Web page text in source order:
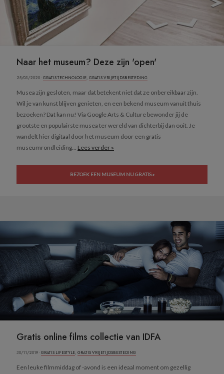
Naar het museum? Deze zijn 'open'
25/03/2020 ·GRATIS TECHNOLOGIE, GRATIS VRIJETIJDSBESTEDING
Musea zijn gesloten, maar dat betekent niet dat ze onbereikbaar zijn.
Wil je van kunst blijven genieten, en een bekend museum vanuit thuis
bezoeken? Dat kan nu! Via Google Arts & Culture bewonder jij de
grootste en populairste musea ter wereld van dichterbij dan ooit. Je
wandelt hier digitaal door het museum door een gratis
museumrondleiding... Lees verder »
BEZOEK EEN MUSEUM NU GRATIS »
Gratis online films collectie van IDFA
30/11/2019 ·GRATIS LIFESTYLE, GRATIS VRIJETIJDSBESTEDING
Een leuke filmmiddag of -avond is een ideaal moment om gezellig